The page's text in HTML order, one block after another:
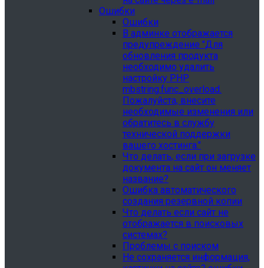
Ошибки
Ошибки
В админке отображается
предупреждение "Для
обновления продукта
необходимо удалить
настройку PHP
mbstring.func_overload.
Пожалуйста, внесите
необходимые изменения или
обратитесь в службу
технической поддержки
вашего хостинга."
Что делать, если при загрузке
документа на сайт он меняет
название?
Ошибка автоматического
создания резервной копии
Что делать если сайт не
отображается в поисковых
системах?
Проблемы с поиском
Не сохраняется информация,